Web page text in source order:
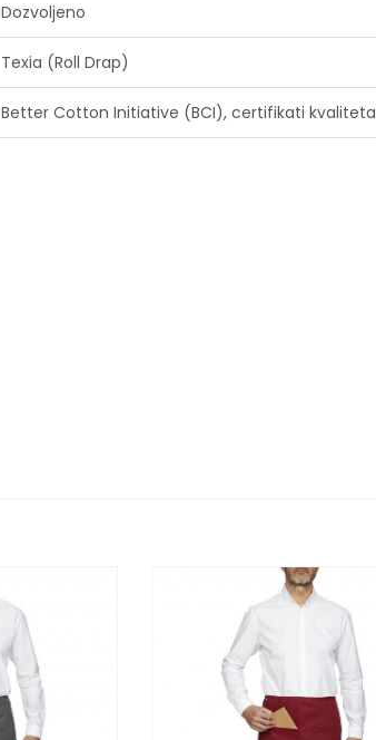
Dozvoljeno
Texia (Roll Drap)
Better Cotton Initiative (BCI), certifikati kvaliteta